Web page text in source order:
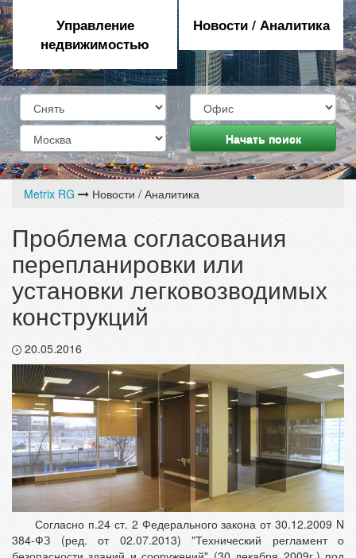
Управление
недвижимостью
Новости / Аналитика
Начать поиск
Metrix RG Новости / Аналитика
Проблема согласования
перепланировки или
установки легковозводимых
конструкций
20.05.2016
Согласно п.24 ст. 2 Федерального закона от 30.12.2009 N
384-ФЗ (ред. от 02.07.2013) "Технический регламент о